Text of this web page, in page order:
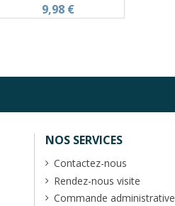
9,98 €
NOS SERVICES
Contactez-nous
Rendez-nous visite
Commande administrative